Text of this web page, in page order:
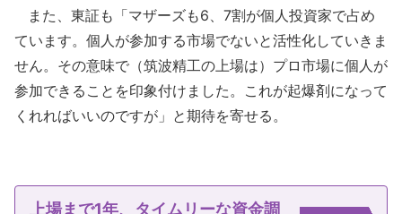
また、東証も「マザーズも6、7割が個人投資家で占め
ています。個人が参加する市場でないと活性化していきま
せん。その意味で（筑波精工の上場は）プロ市場に個人が
参加できることを印象付けました。これが起爆剤になって
くれればいいのですが」と期待を寄せる。
上場まで1年、タイムリーな資金調